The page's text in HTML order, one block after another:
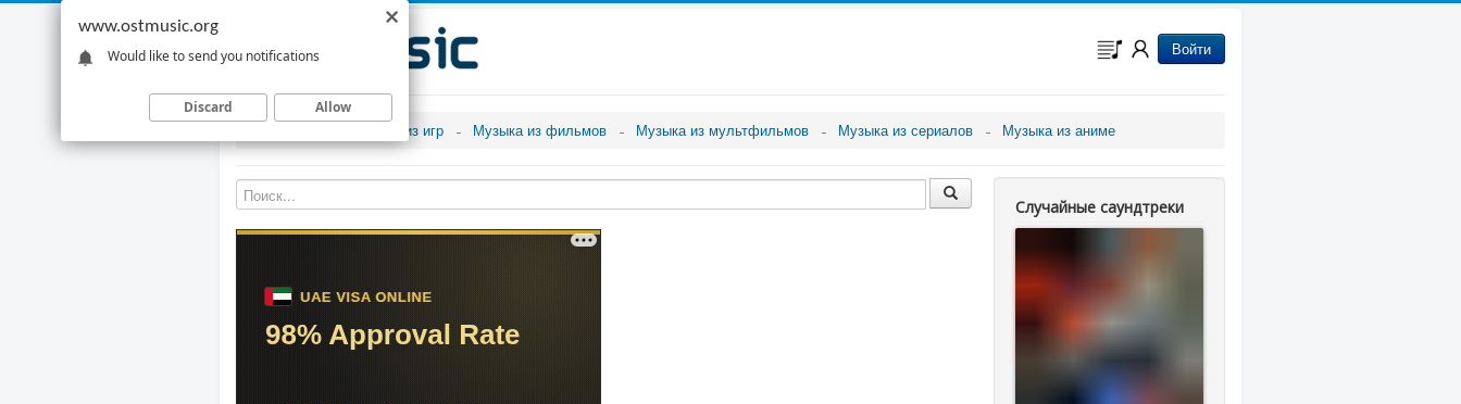
Войти
Музыка из игр Музыка из фильмов Музыка из мультфильмов Музыка из сериалов Музыка из аниме
Случайные саундтреки
www.ostmusic.org
Would like to send you notifications
Discard Allow